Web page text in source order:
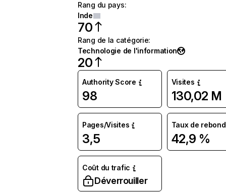
Rang du pays:
Inde
70
Rang de la catégorie:
Technologie de l'information
20
Authority Score
98
Visites
130,02 M
Pages/Visites
3,5
Taux de rebond
42,9 %
Coût du trafic
Déverrouiller